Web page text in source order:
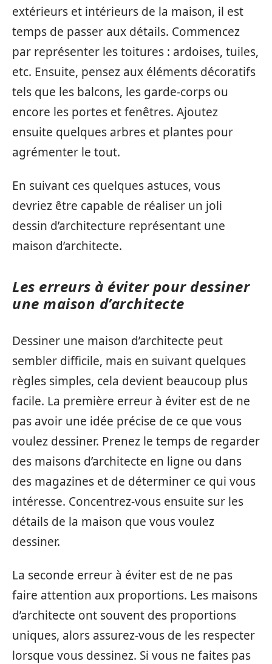
extérieurs et intérieurs de la maison, il est
temps de passer aux détails. Commencez
par représenter les toitures : ardoises, tuiles,
etc. Ensuite, pensez aux éléments décoratifs
tels que les balcons, les garde-corps ou
encore les portes et fenêtres. Ajoutez
ensuite quelques arbres et plantes pour
agrémenter le tout.
En suivant ces quelques astuces, vous
devriez être capable de réaliser un joli
dessin d’architecture représentant une
maison d’architecte.
Les erreurs à éviter pour dessiner
une maison d’architecte
Dessiner une maison d’architecte peut
sembler difficile, mais en suivant quelques
règles simples, cela devient beaucoup plus
facile. La première erreur à éviter est de ne
pas avoir une idée précise de ce que vous
voulez dessiner. Prenez le temps de regarder
des maisons d’architecte en ligne ou dans
des magazines et de déterminer ce qui vous
intéresse. Concentrez-vous ensuite sur les
détails de la maison que vous voulez
dessiner.
La seconde erreur à éviter est de ne pas
faire attention aux proportions. Les maisons
d’architecte ont souvent des proportions
uniques, alors assurez-vous de les respecter
lorsque vous dessinez. Si vous ne faites pas